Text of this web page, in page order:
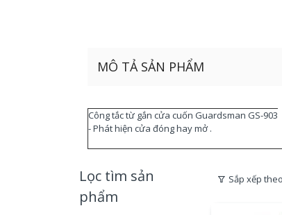
MÔ TẢ SẢN PHẨM
Công tắc từ gắn cửa cuốn Guardsman GS-903
- Phát hiện cửa đóng hay mở .
Lọc tìm sản
phẩm
Sắp xếp theo